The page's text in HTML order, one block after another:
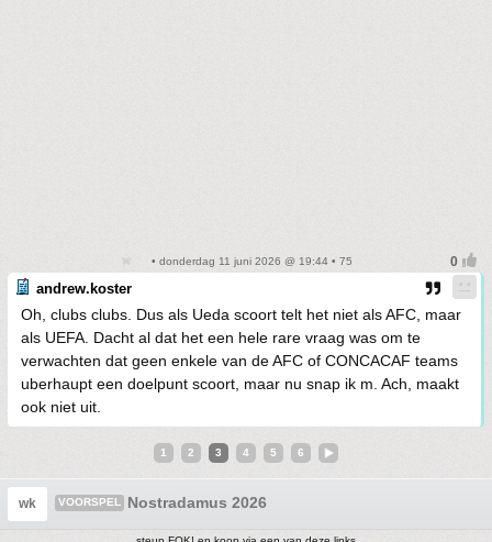
• donderdag 11 juni 2026 @ 19:44 • 75
andrew.koster
Oh, clubs clubs. Dus als Ueda scoort telt het niet als AFC, maar
als UEFA. Dacht al dat het een hele rare vraag was om te
verwachten dat geen enkele van de AFC of CONCACAF teams
uberhaupt een doelpunt scoort, maar nu snap ik m. Ach, maakt
ook niet uit.
1 2 3 4 5 6
wk VOORSPEL Nostradamus 2026